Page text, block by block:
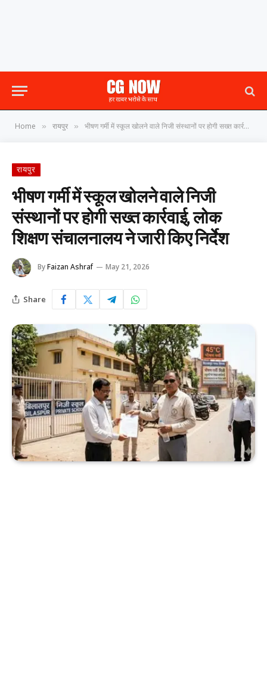
Home » रायपुर » भीषण गर्मी में स्कूल खोलने वाले निजी संस्थानों पर होगी सख्त कार्रवाई, लोक शिक्षण संचालनालय ने जारी किए निर्देश
रायपुर
भीषण गर्मी में स्कूल खोलने वाले निजी
संस्थानों पर होगी सख्त कार्रवाई, लोक
शिक्षण संचालनालय ने जारी किए निर्देश
ByFaizan Ashraf May 21, 2026
Share